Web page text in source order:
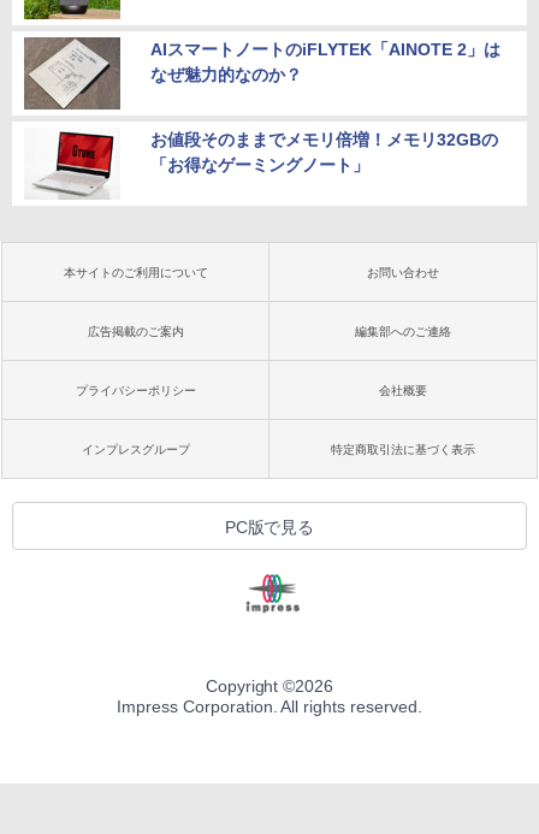
AIスマートノートのiFLYTEK「AINOTE 2」は
なぜ魅力的なのか？
お値段そのままでメモリ倍増！メモリ32GBの
「お得なゲーミングノート」
本サイトのご利用について お問い合わせ
広告掲載のご案内 編集部へのご連絡
プライバシーポリシー 会社概要
インプレスグループ 特定商取引法に基づく表示
PC版で見る
Copyright ©2026
Impress Corporation. All rights reserved.